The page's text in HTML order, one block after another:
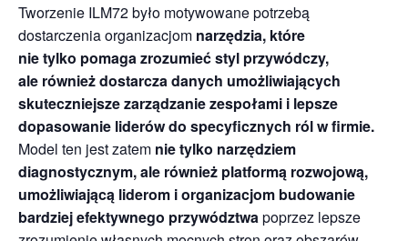
Tworzenie ILM72 było motywowane potrzebą
dostarczenia organizacjom narzędzia, które
nie tylko pomaga zrozumieć styl przywódczy,
ale również dostarcza danych umożliwiających
skuteczniejsze zarządzanie zespołami i lepsze
dopasowanie liderów do specyficznych ról w firmie.
Model ten jest zatem nie tylko narzędziem
diagnostycznym, ale również platformą rozwojową,
umożliwiającą liderom i organizacjom budowanie
bardziej efektywnego przywództwa poprzez lepsze